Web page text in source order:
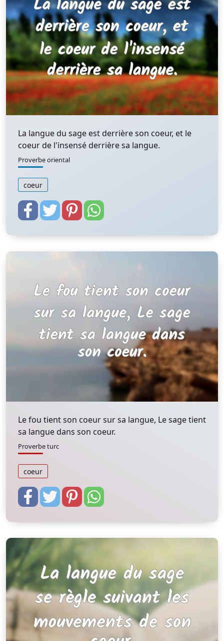
La langue du sage est derrière son coeur, et le
coeur de l'insensé derrière sa langue.
Proverbe oriental
coeur
Le fou tient son coeur sur sa langue, Le sage tient
sa langue dans son coeur.
Proverbe turc
coeur